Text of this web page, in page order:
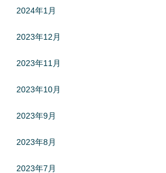
2024年1月
2023年12月
2023年11月
2023年10月
2023年9月
2023年8月
2023年7月